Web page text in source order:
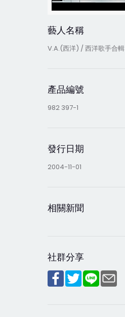
藝人名稱
V.A.(西洋) / 西洋歌手合輯
產品編號
982 397-1
發行日期
2004-11-01
相關新聞
社群分享